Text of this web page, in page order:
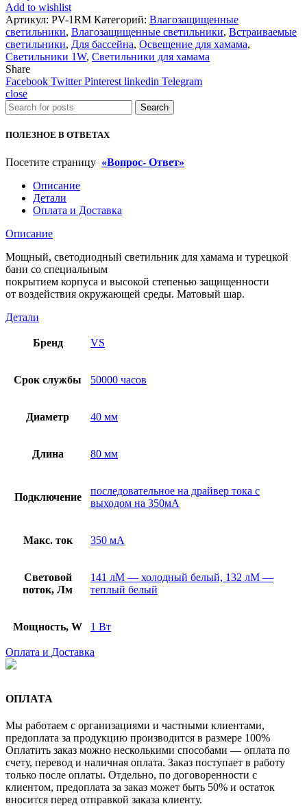
светильник
для
хамама
и
турецкой
бани
PV-
1RM
Add to wishlist
Артикул: PV-1RM Категорий: Влагозащищенные
светильники, Влагозащищенные светильники, Встраиваемые
светильники, Для бассейна, Освещение для хамама,
Светильники 1W, Светильники для хамама
Share
Facebook Twitter Pinterest linkedin Telegram
close
Search
ПОЛЕЗНОЕ В ОТВЕТАХ
Посетите страницу «Вопрос- Ответ»
Описание
Детали
Оплата и Доставка
Описание
Мощный, светодиодный светильник для хамама и турецкой
бани со специальным
покрытием корпуса и высокой степенью защищенности
от воздействия окружающей среды. Матовый шар.
Детали
Бренд VS
Срок службы 50000 часов
Диаметр 40 мм
Длина 80 мм
Подключение
последовательное на драйвер тока с
выходом на 350мА
Макс. ток 350 мА
Световой
поток, Лм
141 лМ — холодный белый, 132 лМ —
теплый белый
Мощность, W 1 Вт
Оплата и Доставка
ОПЛАТА
Мы работаем с организациями и частными клиентами,
предоплата за продукцию производится в размере 100%
Оплатить заказ можно несколькими способами — оплата по
счету, перевод и наличная оплата. Заказ поступает в работу
только после оплаты. Отдельно, по договоренности с
клиентом, предоплата за заказ может быть 50% и остаток
вносится перед отправкой заказа клиенту.